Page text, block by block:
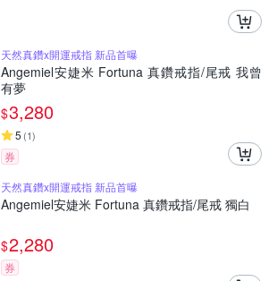
天然真鑽x開運戒指 新品首曝
Angemiel安婕米 Fortuna 真鑽戒指/尾戒 我曾
有夢
$3,280
5 (1)
券
天然真鑽x開運戒指 新品首曝
Angemiel安婕米 Fortuna 真鑽戒指/尾戒 獨白
$2,280
券